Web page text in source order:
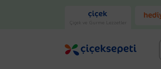
Çiçek ve Gurme Lezzetler